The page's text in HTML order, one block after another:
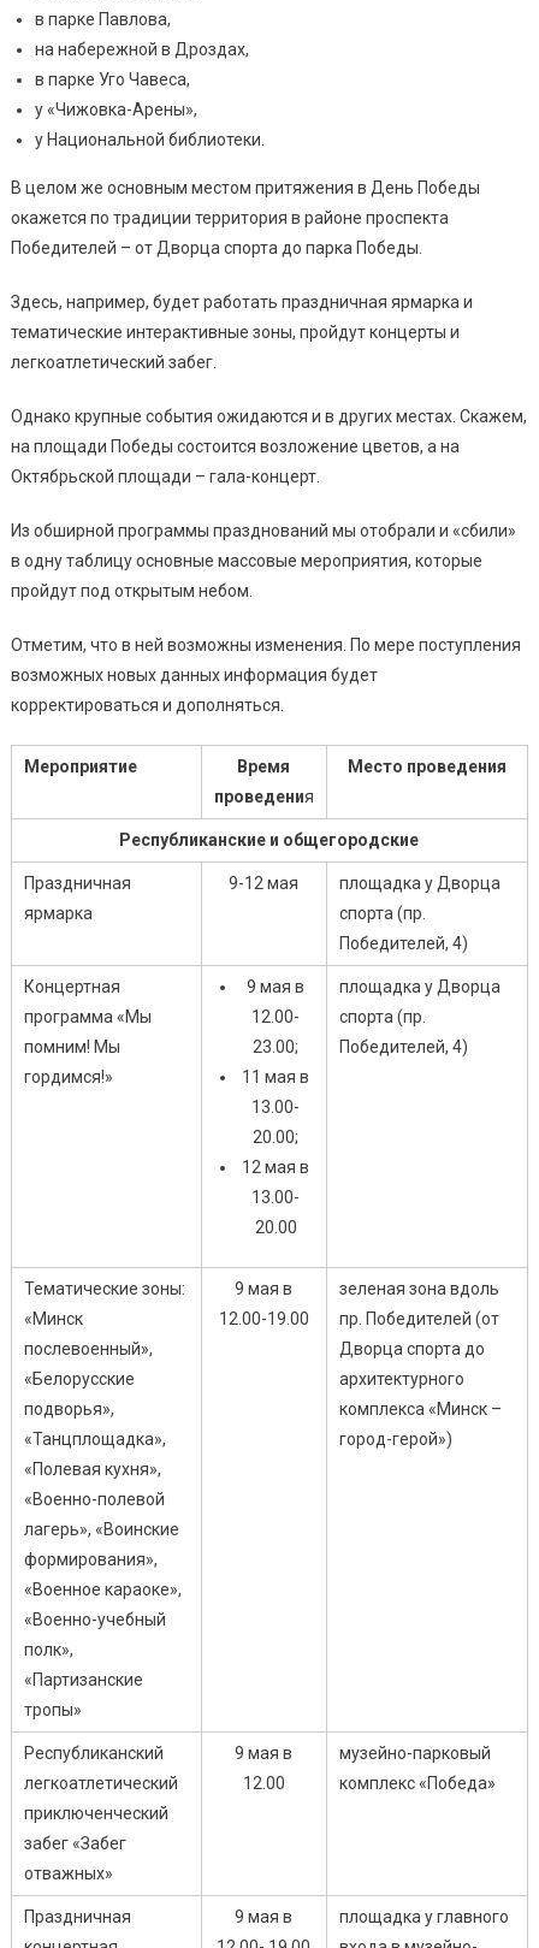
в парке Павлова,
на набережной в Дроздах,
в парке Уго Чавеса,
у «Чижовка-Арены»,
у Национальной библиотеки.
В целом же основным местом притяжения в День Победы
окажется по традиции территория в районе проспекта
Победителей – от Дворца спорта до парка Победы.
Здесь, например, будет работать праздничная ярмарка и
тематические интерактивные зоны, пройдут концерты и
легкоатлетический забег.
Однако крупные события ожидаются и в других местах. Скажем,
на площади Победы состоится возложение цветов, а на
Октябрьской площади – гала-концерт.
Из обширной программы празднований мы отобрали и «сбили»
в одну таблицу основные массовые мероприятия, которые
пройдут под открытым небом.
Отметим, что в ней возможны изменения. По мере поступления
возможных новых данных информация будет
корректироваться и дополняться.
Мероприятие
Время
проведения
Место проведения
Республиканские и общегородские
Праздничная
ярмарка
9-12 мая
площадка у Дворца
спорта (пр.
Победителей, 4)
Концертная
программа «Мы
помним! Мы
гордимся!»
9 мая в
12.00-
23.00;
11 мая в
13.00-
20.00;
12 мая в
13.00-
20.00
площадка у Дворца
спорта (пр.
Победителей, 4)
Тематические зоны:
«Минск
послевоенный»,
«Белорусские
подворья»,
«Танцплощадка»,
«Полевая кухня»,
«Военно-полевой
лагерь», «Воинские
формирования»,
«Военное караоке»,
«Военно-учебный
полк»,
«Партизанские
тропы»
9 мая в
12.00-19.00
зеленая зона вдоль
пр. Победителей (от
Дворца спорта до
архитектурного
комплекса «Минск –
город-герой»)
Республиканский
легкоатлетический
приключенческий
забег «Забег
отважных»
9 мая в
12.00
музейно-парковый
комплекс «Победа»
Праздничная
9 мая в
площадка у главного